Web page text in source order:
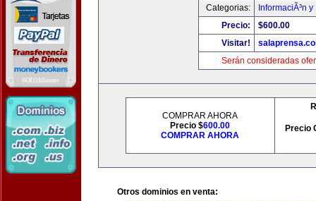
Categorias:
InformaciÃ³n
Precio:
$600.00
Visitar!
Serán consideradas
COMPRAR AHORA
Precio $600.00
COMPRAR AHORA
Precio
Otros dominios en venta: